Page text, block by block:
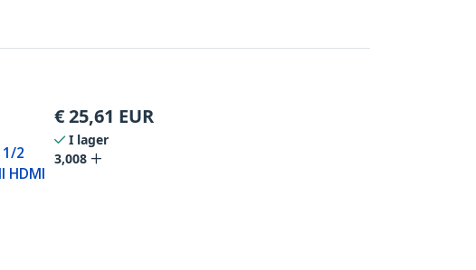
2
HDMI
€25,61 EUR
I lager
3,008